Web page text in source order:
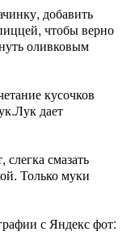
добавить
чтобы верно
оливковым
кусочков
дает
смазать
Только муки
с Яндекс фот: